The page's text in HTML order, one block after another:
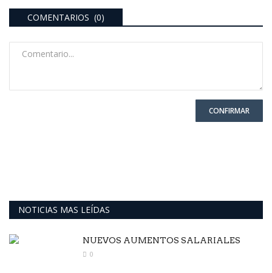
COMENTARIOS (0)
CONFIRMAR
NOTICIAS MAS LEÍDAS
NUEVOS AUMENTOS SALARIALES
0